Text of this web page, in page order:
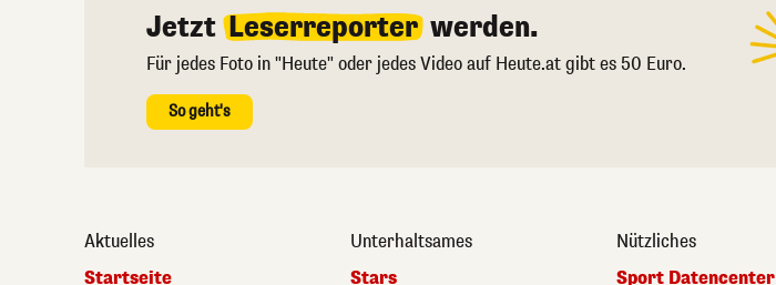
Jetzt Leserreporter werden.
Für jedes Foto in "Heute" oder jedes Video auf Heute.at gibt es 50 Euro.
So geht's
Aktuelles
Startseite
Unterhaltsames
Stars
Nützliches
Sport Datencenter